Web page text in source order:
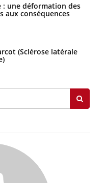
: une déformation des
aux conséquences
(Sclérose latérale